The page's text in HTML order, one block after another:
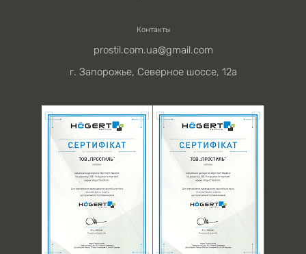
Контакты
prostil.com.ua@gmail.com
г. Запорожье, Северное шоссе, 12а